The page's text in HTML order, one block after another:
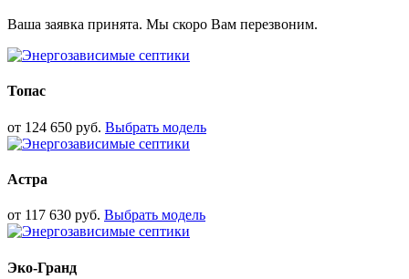
Ваша заявка принята. Мы скоро Вам перезвоним.
Топас
от 124 650 руб. Выбрать модель
Астра
от 117 630 руб. Выбрать модель
Эко-Гранд